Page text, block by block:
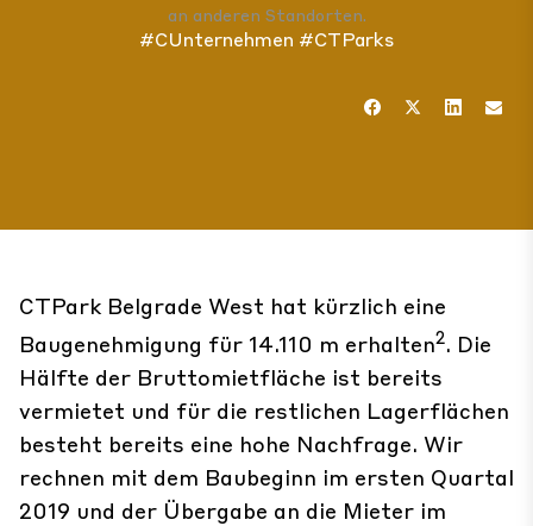
an anderen Standorten.
#CUnternehmen #CTParks
CTPark Belgrade West hat kürzlich eine
Baugenehmigung für 14.110 m erhalten2. Die
Hälfte der Bruttomietfläche ist bereits
vermietet und für die restlichen Lagerflächen
besteht bereits eine hohe Nachfrage. Wir
rechnen mit dem Baubeginn im ersten Quartal
2019 und der Übergabe an die Mieter im